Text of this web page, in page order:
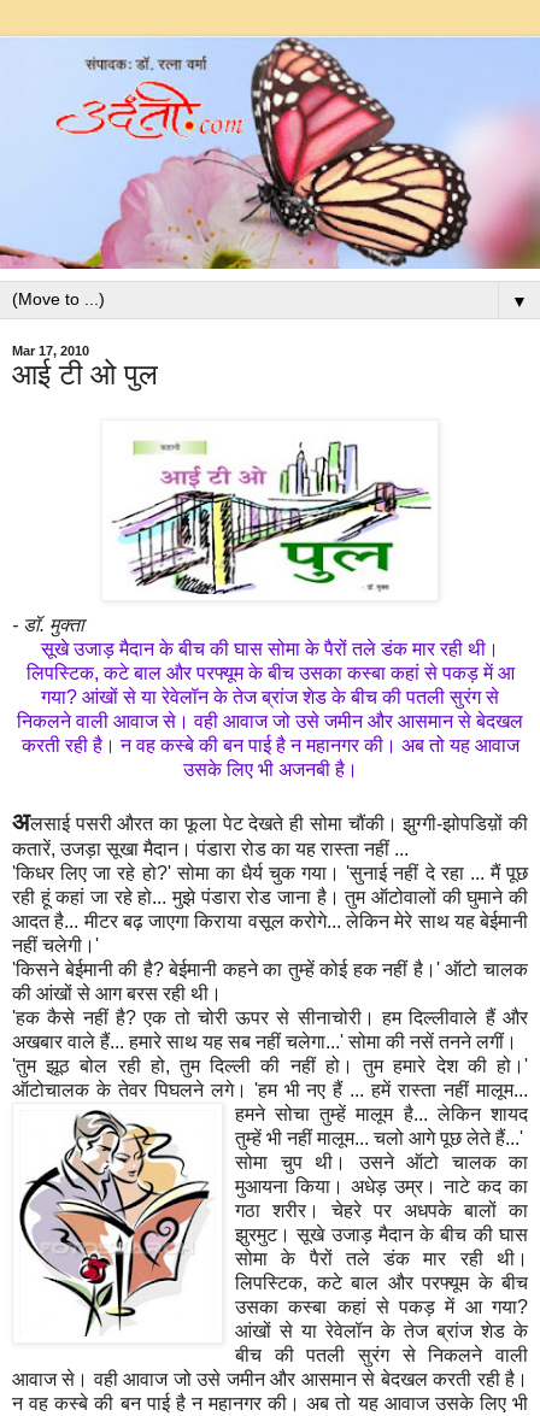
▼
Mar 17, 2010
आई टी ओ पुल
- डॉ. मुक्ता
सूखे उजाड़ मैदान के बीच की घास सोमा के पैरों तले डंक मार रही थी।
लिपस्टिक, कटे बाल और परफ्यूम के बीच उसका कस्बा कहां से पकड़ में आ
गया? आंखों से या रेवेलॉन के तेज ब्रांज शेड के बीच की पतली सुरंग से
निकलने वाली आवाज से। वही आवाज जो उसे जमीन और आसमान से बेदखल
करती रही है। न वह कस्बे की बन पाई है न महानगर की। अब तो यह आवाज
उसके लिए भी अजनबीहै।
अलसाई पसरी औरत का फूला पेट देखते ही सोमा चौंकी। झुग्गी-झोपडिय़ों की
कतारें, उजड़ा सूखा मैदान। पंडारा रोड का यह रास्ता नहीं ...
'किधर लिए जा रहे हो?' सोमा का धैर्य चुक गया। 'सुनाई नहीं दे रहा ... मैं पूछ
रही हूं कहां जा रहे हो... मुझे पंडारा रोड जाना है। तुम ऑटोवालों की घुमाने की
आदत है... मीटर बढ़ जाएगा किराया वसूल करोगे... लेकिन मेरे साथ यह बेईमानी
नहीं चलेगी।'
'किसने बेईमानी की है? बेईमानी कहने का तुम्हें कोई हक नहीं है।' ऑटो चालक
की आंखों से आग बरस रही थी।
'हक कैसे नहीं है? एक तो चोरी ऊपर से सीनाचोरी। हम दिल्लीवाले हैं और
अखबार वाले हैं... हमारे साथ यह सब नहीं चलेगा...' सोमा की नसें तनने लगीं।
'तुम झूठ बोल रही हो, तुम दिल्ली की नहीं हो। तुम हमारे देश की हो।'
ऑटोचालक के तेवर पिघलने लगे। 'हम भी नए हैं ... हमेंरास्ता नहीं मालूम...
हमने सोचा तुम्हें मालूम है... लेकिन शायद
तुम्हें भी नहीं मालूम... चलो आगे पूछ लेते हैं...'
सोमा चुप थी। उसने ऑटो चालक का
मुआयना किया। अधेड़ उम्र। नाटे कद का
गठा शरीर। चेहरे पर अधपके बालों का
झुरमुट। सूखे उजाड़ मैदान के बीच की घास
सोमा के पैरों तले डंक मार रही थी।
लिपस्टिक, कटे बाल और परफ्यूम के बीच
उसका कस्बा कहां से पकड़ में आ गया?
आंखों से या रेवेलॉन के तेज ब्रांज शेड के
बीच की पतली सुरंग से निकलने वाली
आवाज से। वही आवाज जो उसे जमीन और आसमान से बेदखल करती रही है।
न वह कस्बे की बन पाई है न महानगर की। अब तो यह आवाज उसके लिए भी